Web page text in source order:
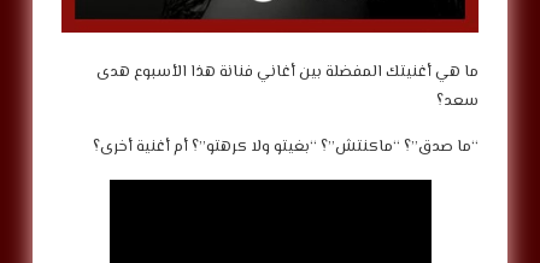
ما هي أغنيتك المفضلة بين أغاني فنانة هذا الأسبوع هدى
سعد؟
“ما صدق”؟ “ماكنتش”؟ “بغيتو ولا كرهتو”؟ أم أغنية أخرى؟